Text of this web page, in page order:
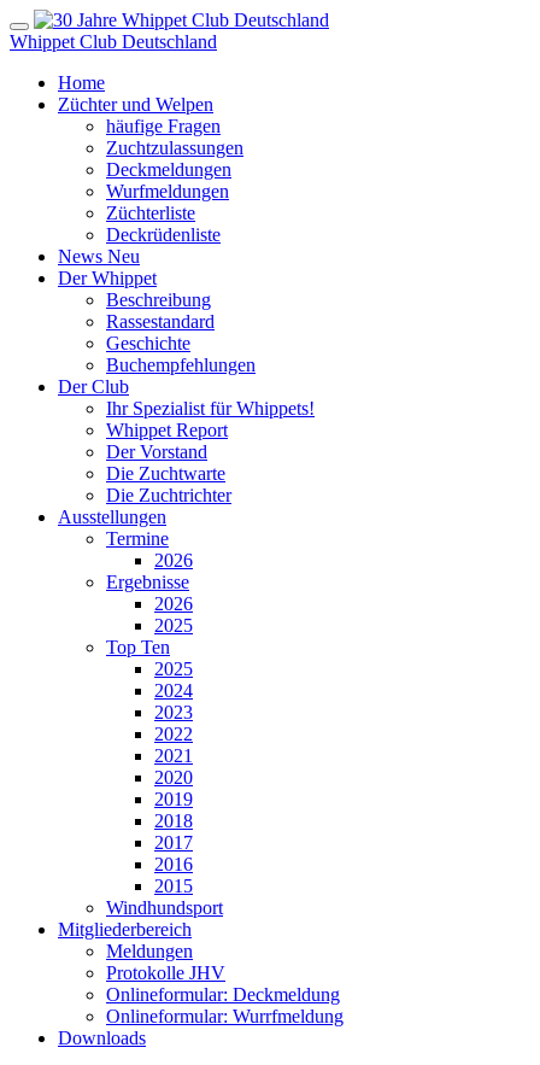
Whippet Club Deutschland
Home
Züchter und Welpen
häufige Fragen
Zuchtzulassungen
Deckmeldungen
Wurfmeldungen
Züchterliste
Deckrüdenliste
News Neu
Der Whippet
Beschreibung
Rassestandard
Geschichte
Buchempfehlungen
Der Club
Ihr Spezialist für Whippets!
Whippet Report
Der Vorstand
Die Zuchtwarte
Die Zuchtrichter
Ausstellungen
Termine
2026
Ergebnisse
2026
2025
Top Ten
2025
2024
2023
2022
2021
2020
2019
2018
2017
2016
2015
Windhundsport
Mitgliederbereich
Meldungen
Protokolle JHV
Onlineformular: Deckmeldung
Onlineformular: Wurrfmeldung
Downloads